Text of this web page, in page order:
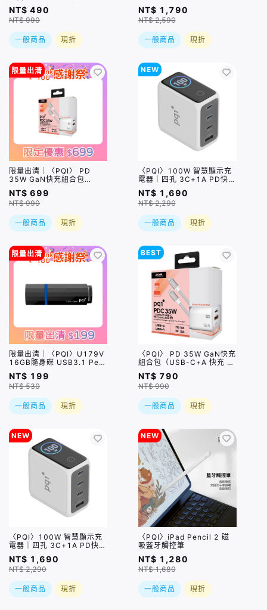
雙孔
NT$ 490
NT$ 990
一般商品 現折
(WCS23WR)＿限量售完即
止
NT$ 1,790
NT$ 2,590
一般商品 現折
限量出清
限量出清｜〈PQI〉 PD
35W GaN快充組合包
（USB-C+A 快充 + USB-
C to C 100公分編織快充
線) 盒損品
NT$ 699
NT$ 990
一般商品 現折
NEW
〈PQI〉100W 智慧顯示充
電器｜四孔 3C+1A PD快充
充電器（PDC100WS1）
NT$ 1,690
NT$ 2,290
一般商品 現折
限量出清
限量出清｜〈PQI〉U179V
16GB隨身碟 USB3.1 Pen
Drive 黑色
NT$ 199
NT$ 530
一般商品 現折
BEST
〈PQI〉 PD 35W GaN快充
組合包（USB-C+A 快充 +
USB-C to C 100公分編織
快充線)
NT$ 790
NT$ 990
一般商品 現折
NEW
〈PQI〉100W 智慧顯示充
電器｜四孔 3C+1A PD快充
充電器（PDC100WS1）
NT$ 1,690
NT$ 2,290
一般商品 現折
NEW
〈PQI〉iPad Pencil 2 磁
吸藍牙觸控筆
NT$ 1,280
NT$ 1,680
一般商品 現折